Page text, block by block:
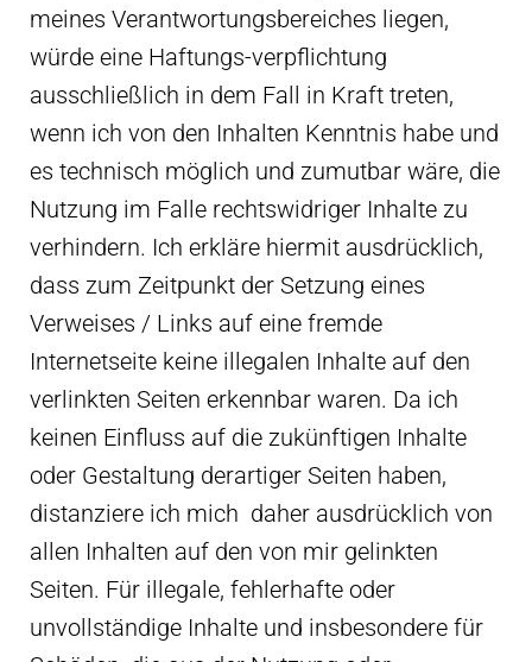
meines Verantwortungsbereiches liegen,
würde eine Haftungs-verpflichtung
ausschließlich in dem Fall in Kraft treten,
wenn ich von den Inhalten Kenntnis habe und
es technisch möglich und zumutbar wäre, die
Nutzung im Falle rechtswidriger Inhalte zu
verhindern. Ich erkläre hiermit ausdrücklich,
dass zum Zeitpunkt der Setzung eines
Verweises / Links auf eine fremde
Internetseite keine illegalen Inhalte auf den
verlinkten Seiten erkennbar waren. Da ich
keinen Einfluss auf die zukünftigen Inhalte
oder Gestaltung derartiger Seiten haben,
distanziere ich mich daher ausdrücklich von
allen Inhalten auf den von mir gelinkten
Seiten. Für illegale, fehlerhafte oder
unvollständige Inhalte und insbesondere für